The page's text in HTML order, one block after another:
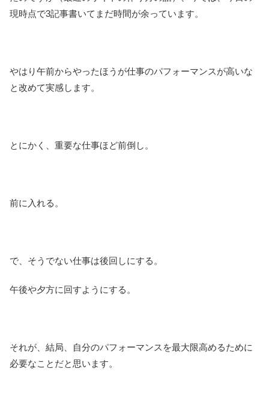
現時点で3記事書いてまだ時間が余っています。
やはり午前からやったほうが仕事のパフォーマンスが高いな
と改めて実感します。
とにかく、重要な仕事ほど前倒し。
前に入れる。
で、そうでない仕事は後回しにする。
午後や夕方に回すようにする。
それが、結局、自分のパフォーマンスを最大限高めるために
必要なことだと思います。